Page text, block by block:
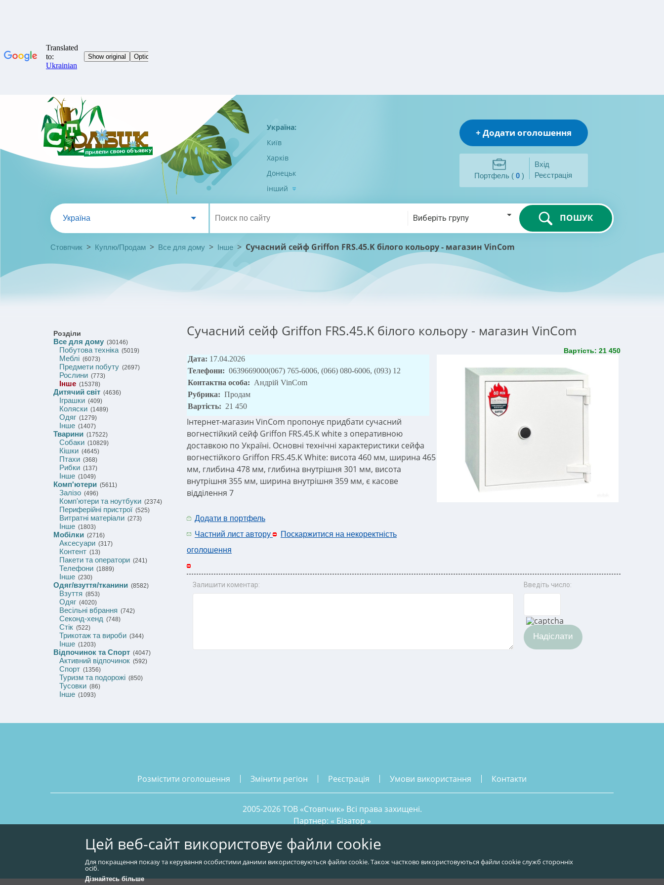
Україна:
Київ
Харків
Донецьк
інший
+ Додати оголошення
Портфель ( 0 )
Вхід
Реєстрація
Україна Виберіть групу ПОШУК
Стовпчик > Куплю/Продам > Все для дому > Інше > Сучасний сейф Griffon FRS.45.K білого кольору - магазин VinCom
Розділи
Все для дому (30146)
Побутова техніка(5019)
Меблі (6073)
Предмети побуту (2697)
Рослини (773)
Інше (15378)
Дитячий світ (4636)
Іграшки (409)
Коляски (1489)
Одяг (1279)
Інше (1407)
Тварини (17522)
Собаки (10829)
Кішки (4645)
Птахи (368)
Рибки (137)
Інше (1049)
Комп'ютери (5611)
Залізо (496)
Комп'ютери та ноутбуки (2374)
Периферійні пристрої (525)
Витратні матеріали (273)
Інше (1803)
Мобілки (2716)
Аксесуари (317)
Контент (13)
Пакети та оператори (241)
Телефони (1889)
Інше (230)
Одяг/взуття/тканини (8582)
Взуття (853)
Одяг (4020)
Весільні вбрання (742)
Секонд-хенд (748)
Стік (522)
Трикотаж та вироби (344)
Інше (1203)
Відпочинок та Спорт (4047)
Активний відпочинок (592)
Спорт (1356)
Туризм та подорожі (850)
Тусовки (86)
Інше (1093)
Сучасний сейф Griffon FRS.45.K білого кольору - магазин VinCom
Вартість: 21 450
Дата: 17.04.2026
Телефони: 0639669000(067) 765-6006, (066) 080-6006, (093) 12
Контактна особа: Андрій VinCom
Рубрика: Продам
Вартість: 21 450
Інтернет-магазин VinCom пропонує придбати сучасний
вогнестійкий сейф Griffon FRS.45.K white з оперативною
доставкою по Україні. Основні технічні характеристики сейфа
вогнестійкого Griffon FRS.45.K White: висота 460 мм, ширина 465
мм, глибина 478 мм, глибина внутрішня 301 мм, висота
внутрішня 355 мм, ширина внутрішня 359 мм, є касове
відділення 7
Додати в портфель
Частний лист автору
Поскаржитися на некоректність
оголошення
Залишити коментар: Введіть число:
Надіслати
розмістити оголошення змінити регіон реєстрація умови використання контакти
2005-2026 ТОВ «Стовпчик» Всі права захищені.
Партнер: « Бізатор »
Цей веб-сайт використовує файли cookie
Для покращення показу та керування особистими даними використовуються файли cookie. Також частково використовуються файли cookie служб сторонніх
осіб.
Дізнайтесь більше